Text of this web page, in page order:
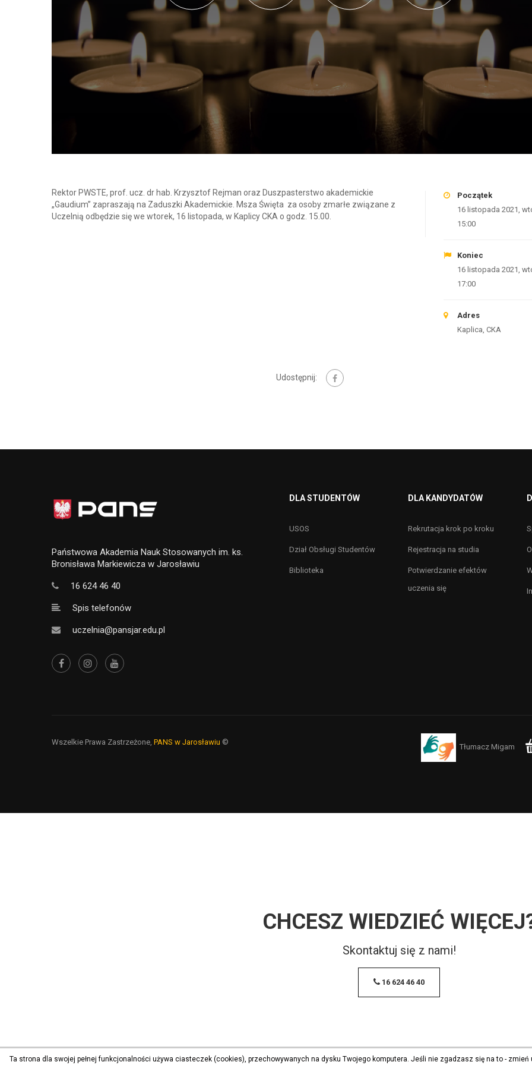
Rektor PWSTE, prof. ucz. dr hab. Krzysztof Rejman oraz Duszpasterstwo akademickie
„Gaudium” zapraszają na Zaduszki Akademickie. Msza Święta za osoby zmarłe związane z
Uczelnią odbędzie się we wtorek, 16 listopada, w Kaplicy CKA o godz. 15.00.
Początek
16 listopada 2021,
15:00
Koniec
16 listopada 2021,
17:00
Adres
Kaplica, CKA
Udostępnij:
Państwowa Akademia Nauk Stosowanych im. ks.
Bronisława Markiewicza w Jarosławiu
16 624 46 40
Spis telefonów
uczelnia@pansjar.edu.pl
DLA STUDENTÓW
USOS
Dział Obsługi Studentów
Biblioteka
DLA KANDYDATÓW
Rekrutacja krok po kroku
Rejestracja na studia
Potwierdzanie efektów
uczenia się
Wszelkie Prawa Zastrzeżone, PANS w Jarosławiu ©
Tłumacz Migam
CHCESZ WIEDZIEĆ
Skontaktuj się z nami!
16 624 46 40
Ta strona dla swojej pełnej funkcjonalności używa ciasteczek (cookies), przechowywanych na dysku Twojego komputera. Jeśli nie zgadzasz się na to -